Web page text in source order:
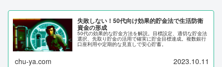
失敗しない！50代向け効果的貯金法で生活防衛
資金の形成
50代の効果的な貯金方法を解説。目標設定、適切な貯金法
選択、先取り貯金の活用で確実に貯金目標達成。複数銀行
口座利用や定期的な見直しで安心貯蓄。
chu-ya.com 2023.10.11